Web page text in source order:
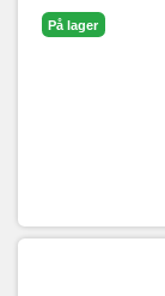
På lager